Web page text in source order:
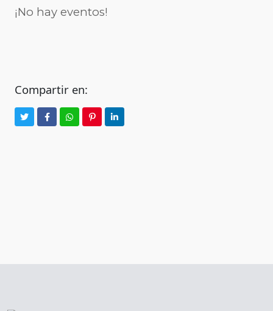
¡No hay eventos!
Compartir en: